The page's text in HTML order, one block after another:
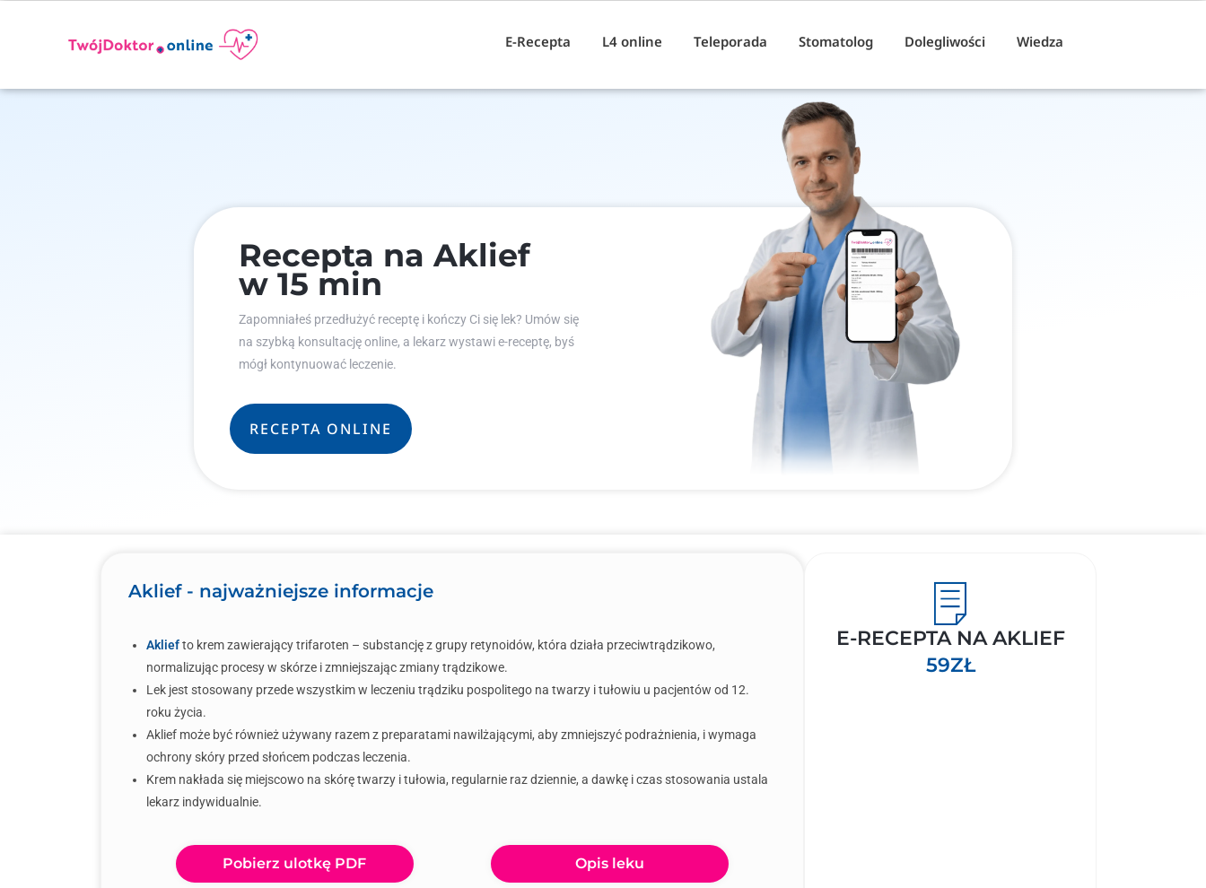
E-Recepta L4 online Teleporada Stomatolog Dolegliwości Wiedza
Recepta na Aklief
w 15 min
Zapomniałeś przedłużyć receptę i kończy Ci się lek? Umów się
na szybką konsultację online, a lekarz wystawi e-receptę, byś
mógł kontynuować leczenie.
RECEPTA ONLINE
Aklief - najważniejsze informacje
Akliefto krem zawierający trifaroten – substancję z grupy retynoidów, która działa przeciwtrądzikowo,
normalizując procesy w skórze i zmniejszając zmiany trądzikowe.
Lek jest stosowany przede wszystkim w leczeniu trądziku pospolitego na twarzy i tułowiu u pacjentów od 12.
roku życia.
Aklief może być również używany razem z preparatami nawilżającymi, aby zmniejszyć podrażnienia, i wymaga
ochrony skóry przed słońcem podczas leczenia.
Krem nakłada się miejscowo na skórę twarzy i tułowia, regularnie raz dziennie, a dawkę i czas stosowania ustala
lekarz indywidualnie.
Pobierz ulotkę PDF Opis leku
E-RECEPTA NA AKLIEF
59ZŁ